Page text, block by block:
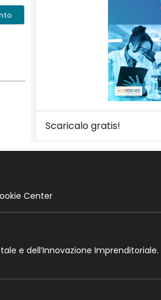
Scaricalo gratis!
Center
e dell’Innovazione Imprenditoriale.